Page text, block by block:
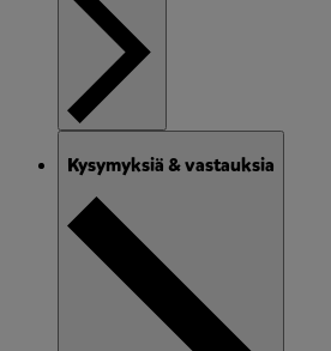
Kysymyksiä & vastauksia